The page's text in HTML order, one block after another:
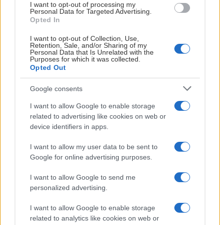
I want to opt-out of processing my
Personal Data for Targeted Advertising.
Opted In
I want to opt-out of Collection, Use,
Retention, Sale, and/or Sharing of my
Personal Data that Is Unrelated with the
Purposes for which it was collected.
Opted Out
Google consents
I want to allow Google to enable storage
related to advertising like cookies on web or
device identifiers in apps.
I want to allow my user data to be sent to
Google for online advertising purposes.
I want to allow Google to send me
personalized advertising.
I want to allow Google to enable storage
related to analytics like cookies on web or
Med 60 dager igjen til seriestart og under én
måned til sesongens første treningskamp
retter vi blikket mot tribunen. Møt Skauen-
leder Ronny Thorkildsen, som deler historier
fra supportergruppens historie, minner fra
klubbens storhetstid og forventningene til